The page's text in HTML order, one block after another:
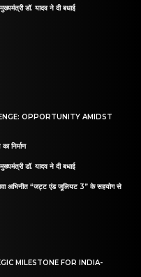
डॉ. यादव ने दी बधाई
OPPORTUNITY AMIDST
निर्माण
डॉ. यादव ने दी बधाई
अभिनीत “जट्ट एंड जूलियट 3” के सहयोग से
MILESTONE FOR INDIA-